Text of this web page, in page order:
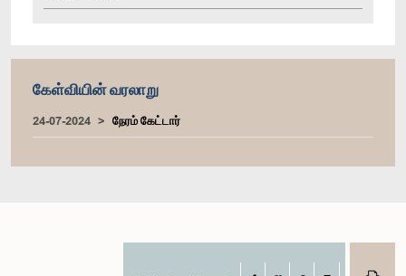
கேள்வியின் வரலாறு
24-07-2024 நேரம் கேட்டார்